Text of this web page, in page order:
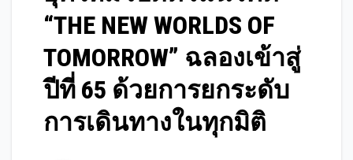
“THE NEW WORLDS OF
TOMORROW” ฉลองเข้าสู่
ปีที่ 65 ด้วยการยกระดับ
การเดินทางในทุกมิติ